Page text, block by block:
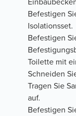
Befestigen
Isolationsset.
Befestigen
Toilette mit
Schneiden
Tragen Sie
auf.
Befestigen